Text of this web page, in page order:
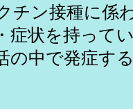
チン接種に係
症状を持って
の中で発症す